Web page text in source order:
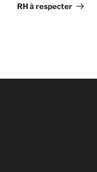
RH à respecter